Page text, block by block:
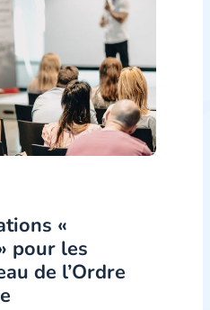
«
pour les
de l’Ordre